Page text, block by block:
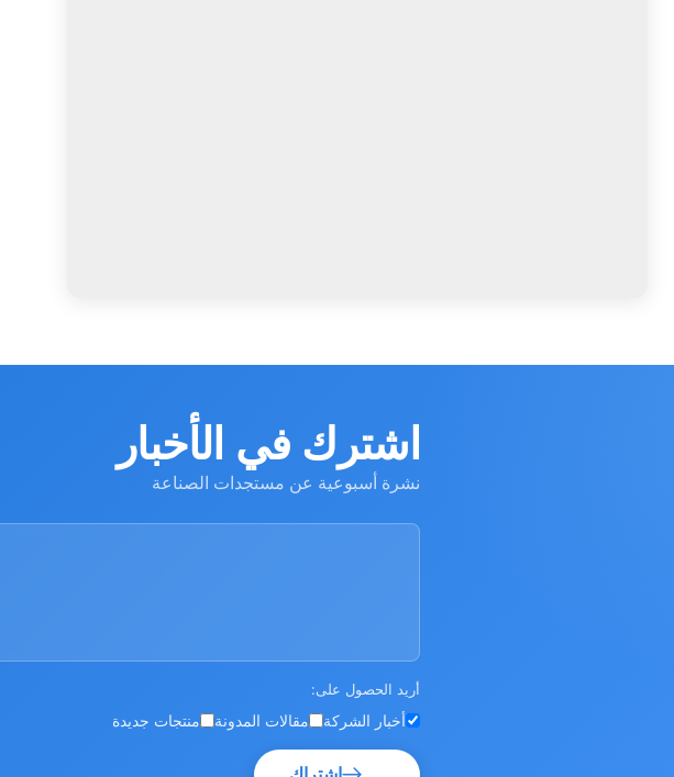
اشترك في الأخبار
نشرة أسبوعية عن مستجدات الصناعة
أريد الحصول على:
أخبار الشركة مقالات المدونة منتجات جديدة